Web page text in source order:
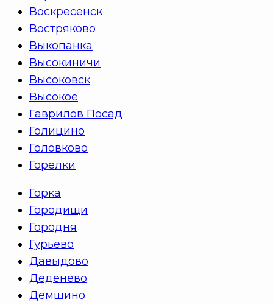
Воскресенск
Востряково
Выкопанка
Высокиничи
Высоковск
Высокое
Гаврилов Посад
Голицино
Головково
Горелки
Горка
Городищи
Городня
Гурьево
Давыдово
Деденево
Демшино